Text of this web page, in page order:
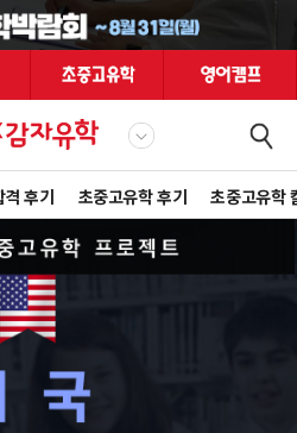
격 후기 초중고유학 후기 초중고유학